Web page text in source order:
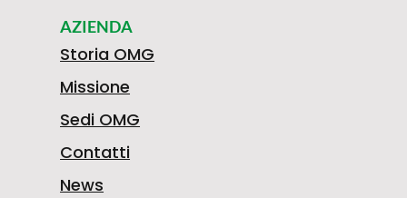
AZIENDA
Storia OMG
Missione
Sedi OMG
Contatti
News